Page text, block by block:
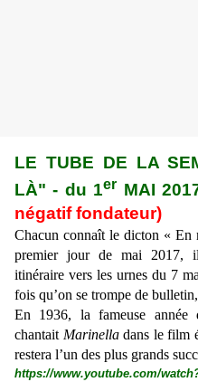
LE TUBE DE LA
LÀ" - du 1er MAI
négatif fondateur)
Chacun connaît le dicton «
premier jour de mai 2017,
itinéraire vers les urnes du 7
fois qu’on se trompe de
En 1936, la fameuse
chantaitMarinelladans le film
restera l’un des plus grands
https://www.youtube.com/